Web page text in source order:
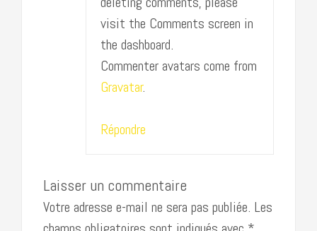
visit the Comments screen in
the dashboard.
Commenter avatars come from
Gravatar.
Répondre
Laisser un commentaire
Votre adresse e-mail ne sera pas publiée. Les